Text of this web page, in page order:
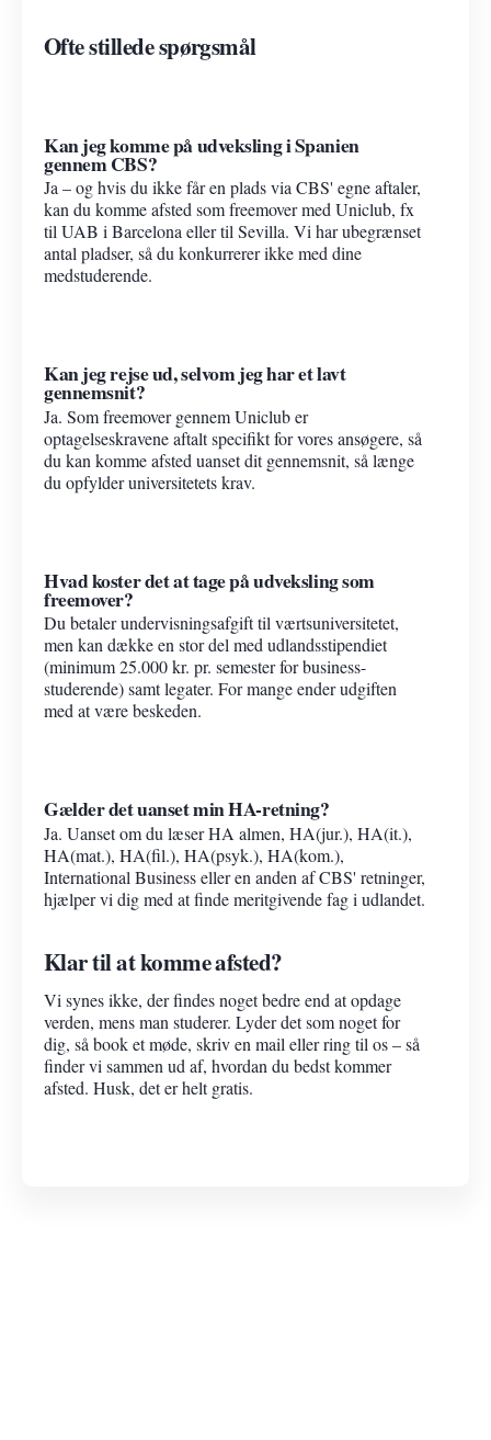
Ofte stillede spørgsmål
Kan jeg komme på udveksling i Spanien
gennem CBS?
Ja – og hvis du ikke får en plads via CBS' egne aftaler,
kan du komme afsted som freemover med Uniclub, fx
til UAB i Barcelona eller til Sevilla. Vi har ubegrænset
antal pladser, så du konkurrerer ikke med dine
medstuderende.
Kan jeg rejse ud, selvom jeg har et lavt
gennemsnit?
Ja. Som freemover gennem Uniclub er
optagelseskravene aftalt specifikt for vores ansøgere, så
du kan komme afsted uanset dit gennemsnit, så længe
du opfylder universitetets krav.
Hvad koster det at tage på udveksling som
freemover?
Du betaler undervisningsafgift til værtsuniversitetet,
men kan dække en stor del med udlandsstipendiet
(minimum 25.000 kr. pr. semester for business-
studerende) samt legater. For mange ender udgiften
med at være beskeden.
Gælder det uanset min HA-retning?
Ja. Uanset om du læser HA almen, HA(jur.), HA(it.),
HA(mat.), HA(fil.), HA(psyk.), HA(kom.),
International Business eller en anden af CBS' retninger,
hjælper vi dig med at finde meritgivende fag i udlandet.
Klar til at komme afsted?
Vi synes ikke, der findes noget bedre end at opdage
verden, mens man studerer. Lyder det som noget for
dig, så book et møde, skriv en mail eller ring til os – så
finder vi sammen ud af, hvordan du bedst kommer
afsted. Husk, det er helt gratis.